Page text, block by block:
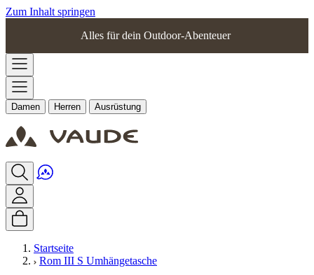
Zum Inhalt springen
Alles für dein Outdoor-Abenteuer
Damen Herren Ausrüstung
Startseite
Rom III S Umhängetasche